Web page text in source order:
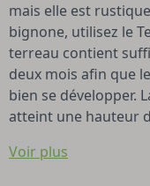
mais elle est
bignone, utilisez le
terreau contient
deux mois afin que
bien se développer.
atteint une hauteur
Voir plus